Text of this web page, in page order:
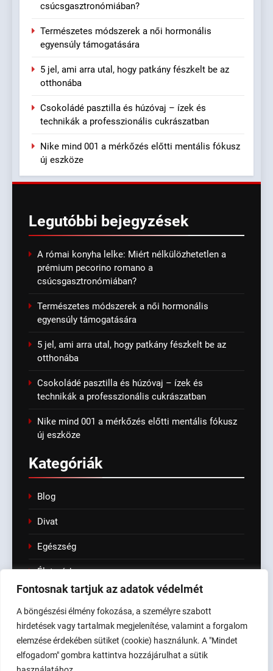
Fontosnak tartjuk az adatok védelmét
A böngészési élmény fokozása, a személyre szabott
hirdetések vagy tartalmak megjelenítése, valamint a forgalom
elemzése érdekében sütiket (cookie) használunk. A "Mindet
elfogadom" gombra kattintva hozzájárulhat a sütik
csúcsgasztronómiában?
Természetes módszerek a női hormonális
egyensúly támogatására
5 jel, ami arra utal, hogy patkány fészkelt be az
otthonába
Csokoládé pasztilla és húzóvaj – ízek és
technikák a professzionális cukrászatban
Nike mind 001 a mérkőzés előtti mentális fókusz
új eszköze
Legutóbbi bejegyzések
A római konyha lelke: Miért nélkülözhetetlen a
prémium pecorino romano a
csúcsgasztronómiában?
Természetes módszerek a női hormonális
egyensúly támogatására
5 jel, ami arra utal, hogy patkány fészkelt be az
otthonába
Csokoládé pasztilla és húzóvaj – ízek és
technikák a professzionális cukrászatban
Nike mind 001 a mérkőzés előtti mentális fókusz
új eszköze
Kategóriák
Blog
Divat
Egészség
Életmód
Kert
Tech & IT